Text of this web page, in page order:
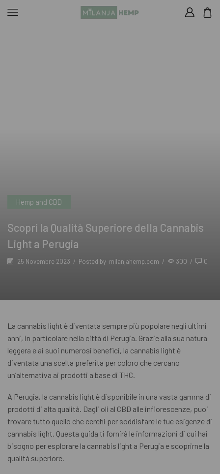
Hemp and CBD
Scopri la Qualità Superiore della Cannabis
Light a Perugia
25 Novembre 2023 / Posted by milanjahemp.com / 300 / 0
La cannabis light è diventata sempre più popolare negli ultimi
anni, in particolare nella città di Perugia. Grazie alla sua natura
leggera e ai suoi numerosi benefici, la cannabis light è
diventata una scelta preferita per coloro che cercano
un’alternativa ai prodotti a base di THC.
A Perugia, la cannabis light è disponibile in una vasta gamma di
prodotti di alta qualità. Dagli oli al CBD alle infiorescenze, puoi
trovare tutto quello che cerchi per soddisfare le tue esigenze di
cannabis light. Questa guida ti fornirà le informazioni di cui hai
bisogno per esplorare la cannabis light a Perugia e scoprirne la
qualità superiore.